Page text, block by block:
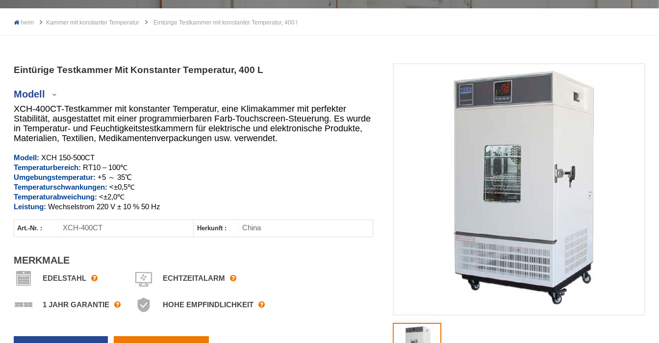
heim Kammer mit konstanter Temperatur Eintürige Testkammer mit konstanter Temperatur, 400 l
Eintürige Testkammer Mit Konstanter Temperatur, 400 L
Modell
XCH-150CT
XCH-250CT
XCH-400CT
XCH-500CT
XCH-400CT-Testkammer mit konstanter Temperatur, eine Klimakammer mit perfekter
Stabilität, ausgestattet mit einer programmierbaren Farb-Touchscreen-Steuerung. Es wurde
in Temperatur- und Feuchtigkeitstestkammern für elektrische und elektronische Produkte,
Materialien, Textilien, Medikamentenverpackungen usw. verwendet.
Modell: XCH 150-500CT
Temperaturbereich: RT10 – 100℃
Umgebungstemperatur: +5 ～ 35℃
Temperaturschwankungen: <±0,5℃
Temperaturabweichung:<±2,0℃
Leistung:Wechselstrom 220 V ± 10 % 50 Hz
Art.-Nr. : XCH-400CT Herkunft : China
MERKMALE
EDELSTAHL ECHTZEITALARM
1 JAHR GARANTIE HOHE EMPFINDLICHKEIT